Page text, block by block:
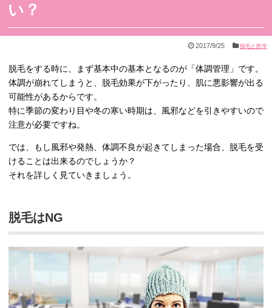
い？
2017/9/25 脱毛と医学
脱毛をする時に、まず基本中の基本となるのが「体調管理」です。
体調が崩れてしまうと、脱毛効果が下がったり、肌に悪影響が出る
可能性があるからです。
特に季節の変わり目や冬の寒い時期は、風邪などを引きやすいので
注意が必要ですね。
では、もし風邪や発熱、体調不良が起きてしまった場合、脱毛を受
けることは出来るのでしょうか？
それを詳しく見ていきましょう。
脱毛はNG